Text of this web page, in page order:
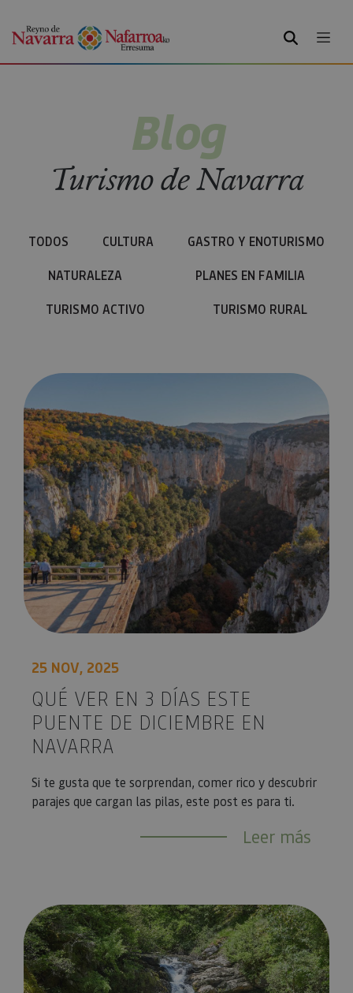
BUSCAR
Blog
Turismo de Navarra
TODOS CULTURA GASTRO Y ENOTURISMO
NATURALEZA PLANES EN FAMILIA
TURISMO ACTIVO TURISMO RURAL
Qué ver en 3 días este Puente de Diciembre en Navarra
25 NOV, 2025
QUÉ VER EN 3 DÍAS ESTE
PUENTE DE DICIEMBRE EN
NAVARRA
Si te gusta que te sorprendan, comer rico y descubrir
parajes que cargan las pilas, este post es para ti.
Leer más
Las cascadas más bonitas de Navarra